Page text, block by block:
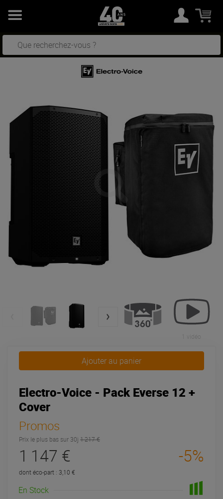
1 vidéo
Ajouter au panier
Electro-Voice - Pack Everse 12 +
Cover
Promos
Prix le plus bas sur 30j 1 217 €
1 147 € -5%
dont éco-part : 3,10 €
En Stock